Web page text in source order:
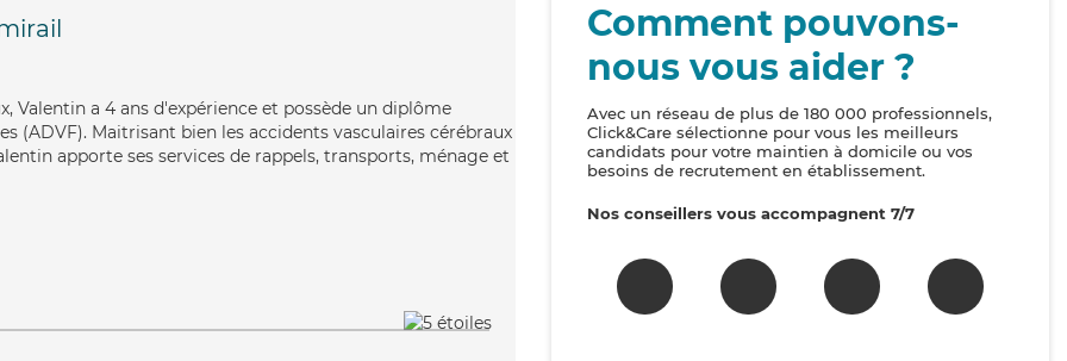
Valentin a 4 ans d'expérience et possède un diplôme
(ADVF). Maitrisant bien les accidents vasculaires cérébraux
apporte ses services de rappels, transports, ménage et
Comment pouvons-
nous vous aider ?
Avec un réseau de plus de 180 000 professionnels,
Click&Care sélectionne pour vous les meilleurs
candidats pour votre maintien à domicile ou vos
besoins de recrutement en établissement.
Nos conseillers vous accompagnent 7/7